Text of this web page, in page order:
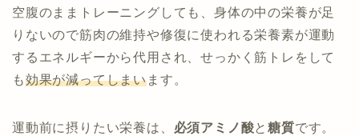
空腹のままトレーニングしても、身体の中の栄養が足
りないので筋肉の維持や修復に使われる栄養素が運動
するエネルギーから代用され、せっかく筋トレをして
も効果が減ってしまいます。
運動前に摂りたい栄養は、 必須アミノ酸と糖質です。